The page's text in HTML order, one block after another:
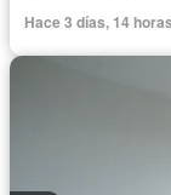
Vista panorámica
Hace 3 días, 14